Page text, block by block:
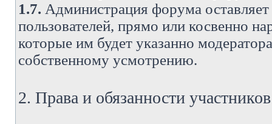
1.7. Администрация форума
пользователей, прямо или косвенно
которые им будет указанно
собственному усмотрению.
2. Права и обязанности